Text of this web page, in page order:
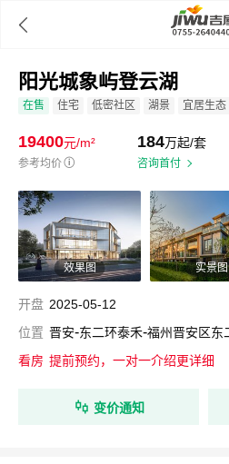

阳光城象屿登云湖
在售 住宅 低密社区 湖景 宜居生态
19400元/m²
参考均价ⓘ
184万起/套
咨询首付
效果图 实景图
开盘 2025-05-12
位置 晋安-东二环泰禾-
看房 提前预约，一对一介绍更详细
变价通知